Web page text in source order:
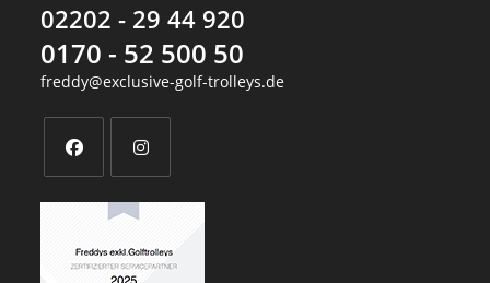
02202 - 29 44 920
0170 - 52 500 50
freddy@exclusive-golf-trolleys.de
in
in
new
tab